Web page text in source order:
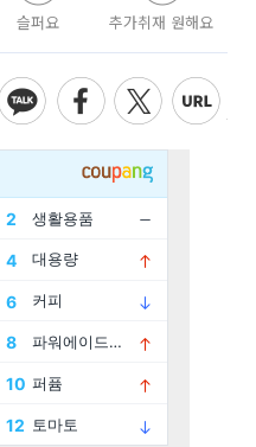
슬퍼요 추가취재 원해요